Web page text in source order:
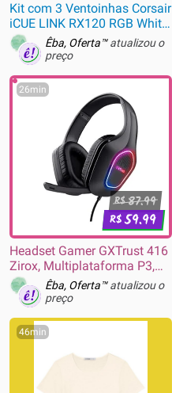
Kit com 3 Ventoinhas Corsair
iCUE LINK RX120 RGB White,
120mm, Branco - CO-
9051022-WW
Êba, Oferta™atualizou o
preço
26min
R$87.99
R$59.99
Headset Gamer GXTrust 416
Zirox, Multiplataforma P3,
PC PS5 Xbox, Preto - 25331
Êba, Oferta™atualizou o
preço
46min